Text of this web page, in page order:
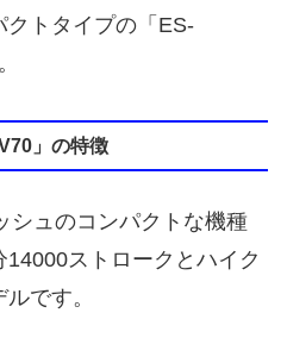
クトタイプの「ES-
」の特徴
シュのコンパクトな機種
ストロークとハイク
です。